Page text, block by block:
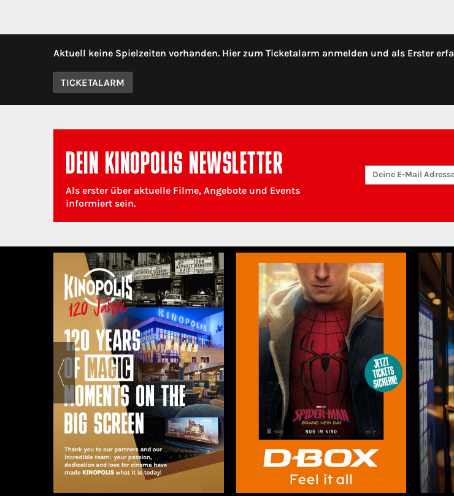
Aktuell keine Spielzeiten vorhanden. Hier zum Ticketalarm anmelden und als Erster
TICKETALARM
DEIN KINOPOLIS NEWSLETTER
Als erster über aktuelle Filme, Angebote und Events
informiert sein.